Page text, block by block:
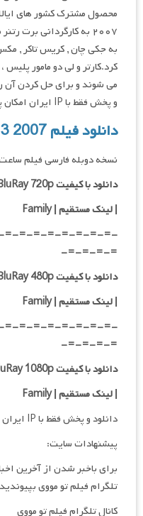
محصول مشترک کشور های
۲۰۰۷ به کارگردانی برت
به جکی چان , کریس تاکر ,
کرد.کارتر و لی دو مامور
می شوند و برای حل کردن آن
و پخش فقط با IP ایران امکان پذیر هست
دانلود فیلم Rush Hour 3 2007
نسخه دوبله فارسی فیلم
دانلود با کیفیت BluRay 720p ریلیز F2M
| لینک مستقیم | Family
=-=-=-=-=-=-=-
=-=-=-=-
دانلود با کیفیت BluRay 480p ریلیز F2M
| لینک مستقیم | Family
=-=-=-=-=-=-=-
=-=-=-=-
دانلود با کیفیت BluRay 1080p ریلیز F2M
|لینک مستقیم | Family
دانلود و پخش فقط با IP ایران امکان پذیر هست
پیشنهادات سایت:
برای باخبر شدن از آخرین
تلگرام فیلم تو مووی
کانال تلگرام فیلم تو مووی